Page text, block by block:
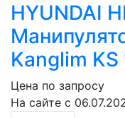
HYUNDAI
Kanglim KS
Цена по запросу
На сайте с